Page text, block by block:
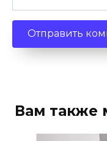
Вам также